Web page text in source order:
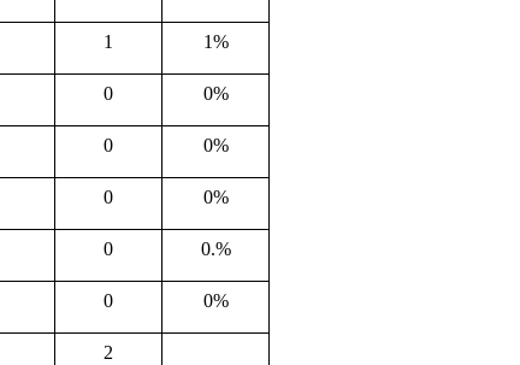
1 1%
0 0%
0 0%
0 0%
0 0.%
0 0%
2